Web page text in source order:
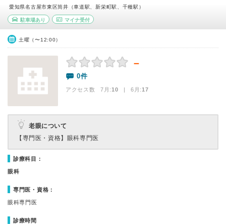
愛知県名古屋市東区筒井（車道駅、新栄町駅、千種駅）
駐車場あり マイナ受付
土曜（〜12:00）
－
0件
アクセス数 7月:10 | 6月:17
老眼について
【専門医・資格】 眼科専門医
診療科目：
眼科
専門医・資格：
眼科専門医
診療時間